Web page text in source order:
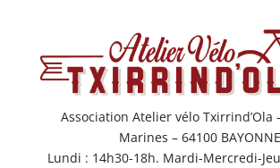
Association Atelier vélo Txirrind’Ola
Marines – 64100 BAYONNE
Lundi : 14h30-18h. Mardi-Mercredi-